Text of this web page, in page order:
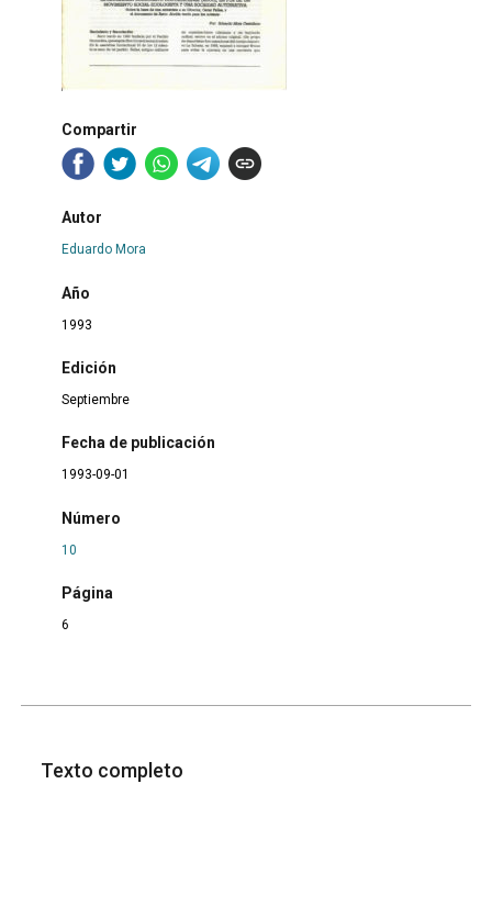
Compartir
Autor
Eduardo Mora
Año
1993
Edición
Septiembre
Fecha de publicación
1993-09-01
Número
10
Página
6
Texto completo